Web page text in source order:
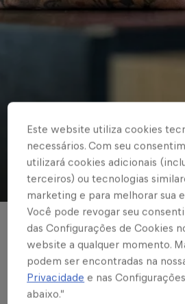
FUTEBOL MASCULINO
Lucas
sobre
Este website utiliza cookies
necessários. Com seu
utilizará cookies adicionais
terceiros) ou tecnologias
marketing e para melhorar sua
Você pode revogar seu
das Configurações de Cookies
website a qualquer momento.
podem ser encontradas na
Privacidade e nas
abaixo.”